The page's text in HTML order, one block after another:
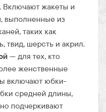
Включают жакеты и
выполненные из
таких как
твид, шерсть и акрил.
— для тех, кто
женственные
включают юбки-
средней длины,
подчеркивают